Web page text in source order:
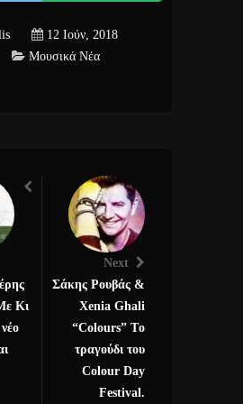
12 Ιούν, 2018
Μουσικά Νέα
Κι
Next
Σάκης Ρουβάς &
Xenia Ghali
“Colours” Tο
τραγούδι του
Colour Day
Festival.